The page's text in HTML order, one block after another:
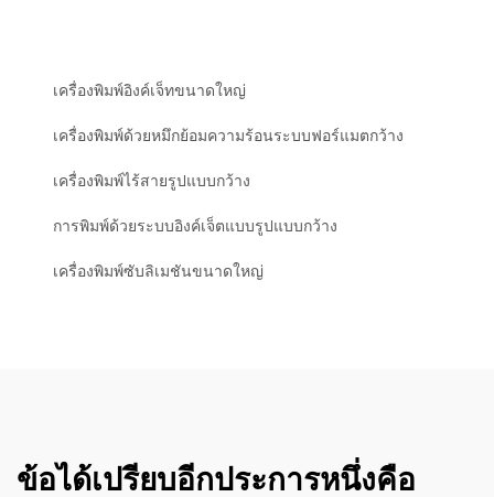
เครื่องพิมพ์อิงค์เจ็ทขนาดใหญ่
เครื่องพิมพ์ด้วยหมึกย้อมความร้อนระบบฟอร์แมตกว้าง
เครื่องพิมพ์ไร้สายรูปแบบกว้าง
การพิมพ์ด้วยระบบอิงค์เจ็ตแบบรูปแบบกว้าง
เครื่องพิมพ์ซับลิเมชันขนาดใหญ่
ข้อได้เปรียบอีกประการหนึ่งคือ